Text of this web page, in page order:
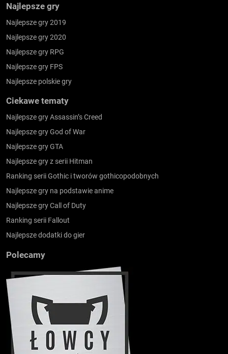
Najlepsze gry
Najlepsze gry 2019
Najlepsze gry 2020
Najlepsze gry RPG
Najlepsze gry FPS
Najlepsze polskie gry
Ciekawe tematy
Najlepsze gry Assassin’s Creed
Najlepsze gry God of War
Najlepsze gry GTA
Najlepsze gry z serii Hitman
Ranking serii Gothic i tworów gothicopodobnych
Najlepsze gry na podstawie anime
Najlepsze gry Call of Duty
Ranking serii Fallout
Najlepsze dodatki do gier
Polecamy